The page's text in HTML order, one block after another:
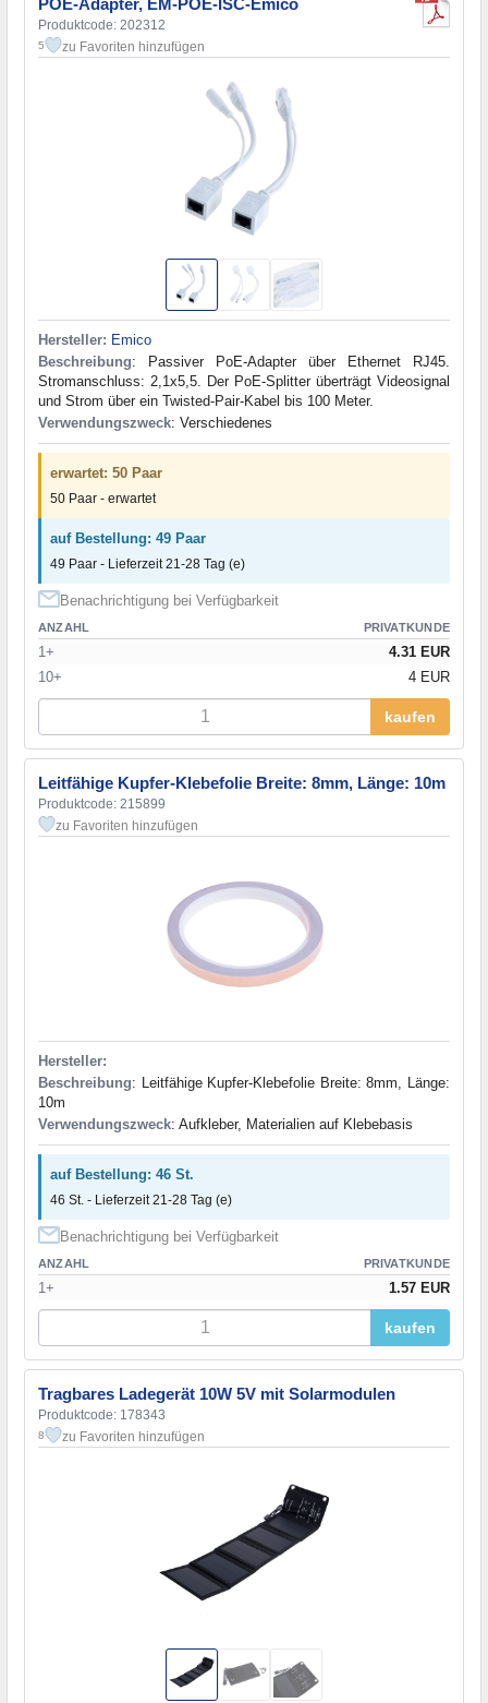
Produktcode: 202312
5 zu Favoriten hinzufügen
Hersteller: Emico
Beschreibung: Passiver PoE-Adapter über Ethernet RJ45.
Stromanschluss: 2,1x5,5. Der PoE-Splitter überträgt Videosignal
und Strom über ein Twisted-Pair-Kabel bis 100 Meter.
Verwendungszweck: Verschiedenes
erwartet: 50 Paar
50 Paar - erwartet
auf Bestellung: 49 Paar
49 Paar - Lieferzeit 21-28 Tag (e)
Benachrichtigung bei Verfügbarkeit
ANZAHL PRIVATKUNDE
1+
4.31 EUR
10+
4 EUR
kaufen
Leitfähige Kupfer-Klebefolie Breite: 8mm, Länge: 10m
Produktcode: 215899
zu Favoriten hinzufügen
Hersteller:
Beschreibung: Leitfähige Kupfer-Klebefolie Breite: 8mm, Länge:
10m
Verwendungszweck: Aufkleber, Materialien auf Klebebasis
auf Bestellung: 46 St.
46 St. - Lieferzeit 21-28 Tag (e)
Benachrichtigung bei Verfügbarkeit
ANZAHL PRIVATKUNDE
1+ 1.57 EUR
kaufen
Tragbares Ladegerät 10W 5V mit Solarmodulen
Produktcode: 178343
8 zu Favoriten hinzufügen